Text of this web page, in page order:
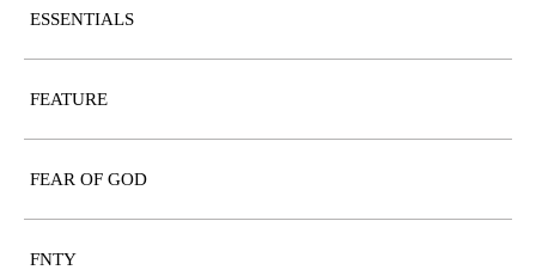
ESSENTIALS
FEATURE
FEAR OF GOD
FNTY